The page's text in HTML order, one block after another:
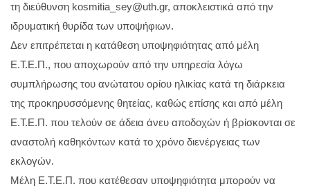
τη διεύθυνση kosmitia_sey@uth.gr, αποκλειστικά από την
ιδρυματική θυρίδα των υποψήφιων.
Δεν επιτρέπεται η κατάθεση υποψηφιότητας από μέλη
Ε.Τ.Ε.Π., που αποχωρούν από την υπηρεσία λόγω
συμπλήρωσης του ανώτατου ορίου ηλικίας κατά τη διάρκεια
της προκηρυσσόμενης θητείας, καθώς επίσης και από μέλη
Ε.Τ.Ε.Π. που τελούν σε άδεια άνευ αποδοχών ή βρίσκονται σε
αναστολή καθηκόντων κατά το χρόνο διενέργειας των
εκλογών.
Μέλη Ε.Τ.Ε.Π. που κατέθεσαν υποψηφιότητα μπορούν να